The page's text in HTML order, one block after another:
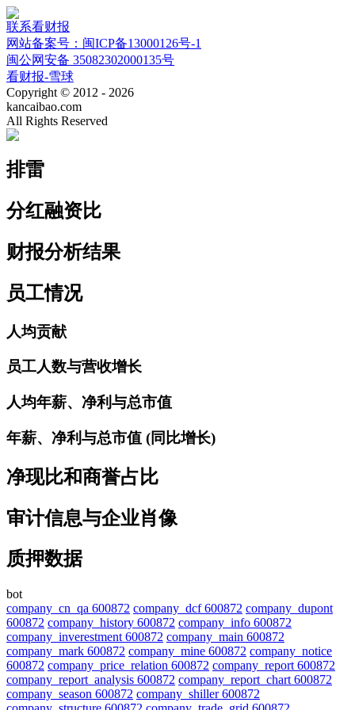
联系看财报
网站备案号：闽ICP备13000126号-1
闽公网安备 35082302000135号
看财报-雪球
Copyright © 2012 - 2026
kancaibao.com
All Rights Reserved
排雷
分红融资比
财报分析结果
员工情况
人均贡献
员工人数与营收增长
人均年薪、净利与总市值
年薪、净利与总市值 (同比增长)
净现比和商誉占比
审计信息与企业肖像
质押数据
bot
company_cn_qa 600872 company_dcf 600872 company_dupont
600872 company_history 600872 company_info 600872
company_inverestment 600872 company_main 600872
company_mark 600872 company_mine 600872 company_notice
600872 company_price_relation 600872 company_report 600872
company_report_analysis 600872 company_report_chart 600872
company_season 600872 company_shiller 600872